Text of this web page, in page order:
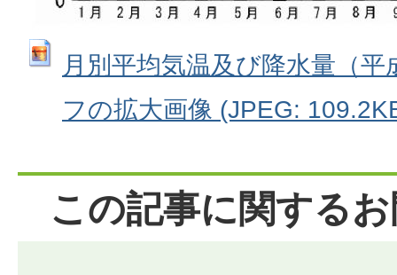
月別平均気温及び降水量（
フの拡大画像 (JPEG:
この記事に関する